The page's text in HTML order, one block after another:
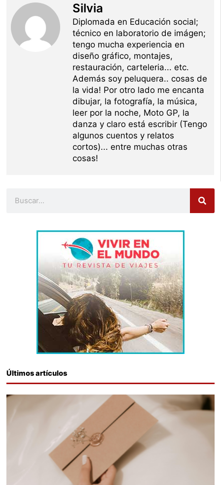
Silvia
Diplomada en Educación social;
técnico en laboratorio de imágen;
tengo mucha experiencia en
diseño gráfico, montajes,
restauración, carteleria... etc.
Además soy peluquera.. cosas de
la vida! Por otro lado me encanta
dibujar, la fotografía, la música,
leer por la noche, Moto GP, la
danza y claro está escribir (Tengo
algunos cuentos y relatos
cortos)... entre muchas otras
cosas!
Últimos artículos